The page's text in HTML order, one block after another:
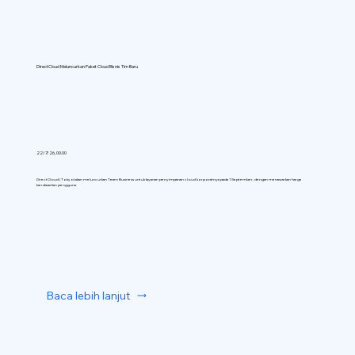
DirectCloud Meluncurkan Paket Cloud Bisnis Tim Baru
22/7/26, 00.00
DirectCloud (Tokyo) akan meluncurkan Team Business untuk layanan penyimpanan cloud korporatnya pada 1 September, dengan menawarkan harga
berdasarkan pengguna.
Baca lebih lanjut